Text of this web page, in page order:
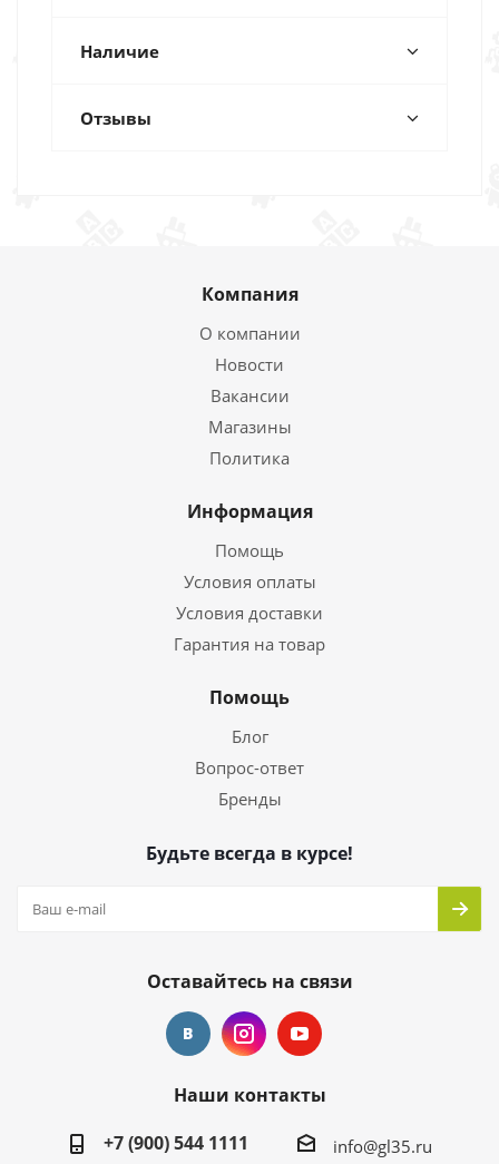
Наличие
Отзывы
Компания
О компании
Новости
Вакансии
Магазины
Политика
Информация
Помощь
Условия оплаты
Условия доставки
Гарантия на товар
Помощь
Блог
Вопрос-ответ
Бренды
Будьте всегда в курсе!
Оставайтесь на связи
Наши контакты
+7 (900) 544 1111
info@gl35.ru